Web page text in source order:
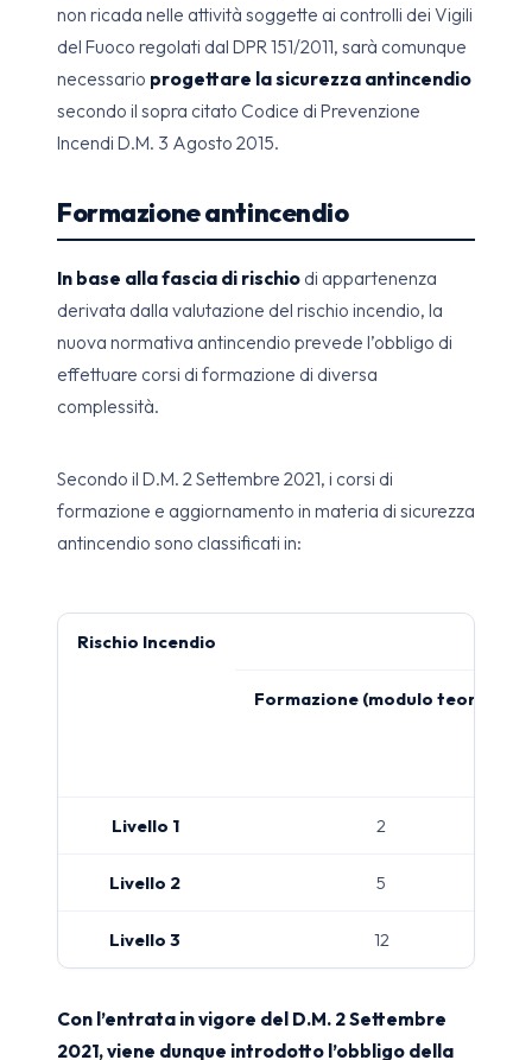
non ricada nelle attività soggette ai controlli dei Vigili
del Fuoco regolati dal DPR 151/2011, sarà comunque
necessario progettare la sicurezza antincendio
secondo il sopra citato Codice di Prevenzione
Incendi D.M. 3 Agosto 2015.
Formazione antincendio
In base alla fascia di rischio di appartenenza
derivata dalla valutazione del rischio incendio, la
nuova normativa antincendio prevede l’obbligo di
effettuare corsi di formazione di diversa
complessità.
Secondo il D.M. 2 Settembre 2021, i corsi di
formazione e aggiornamento in materia di sicurezza
antincendio sono classificati in:
Rischio Incendio
Formazione (modulo teorico)
Livello 1 2
Livello 2 5
Livello 3 12
Con l’entrata in vigore del D.M. 2 Settembre
2021, viene dunque introdotto l’obbligo della